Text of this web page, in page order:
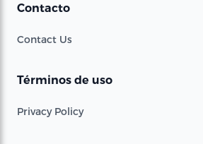
Contacto
Contact Us
Términos de uso
Privacy Policy